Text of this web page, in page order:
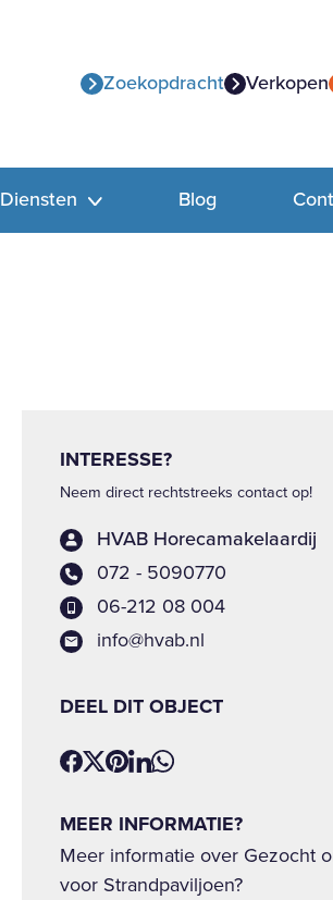
Zoekopdracht Verkopen
Diensten Blog
INTERESSE?
Neem direct rechtstreeks contact op!
HVAB Horecamakelaardij
072 - 5090770
06-212 08 004
info@hvab.nl
DEEL DIT OBJECT
MEER INFORMATIE?
Meer informatie over Gezocht
voor Strandpaviljoen?